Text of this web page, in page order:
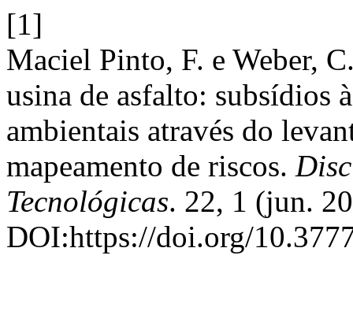
[1]
Maciel Pinto, F. e Weber,
usina de asfalto: subsídios
ambientais através do
mapeamento de riscos.
Tecnológicas. 22, 1 (jun.
DOI:https://doi.org/